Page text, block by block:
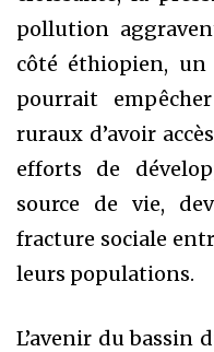
pollution
côté éthiopien,
pourrait
ruraux d’avoir
efforts de
source de vie,
fracture sociale
leurs populations.
L’avenir du bassin